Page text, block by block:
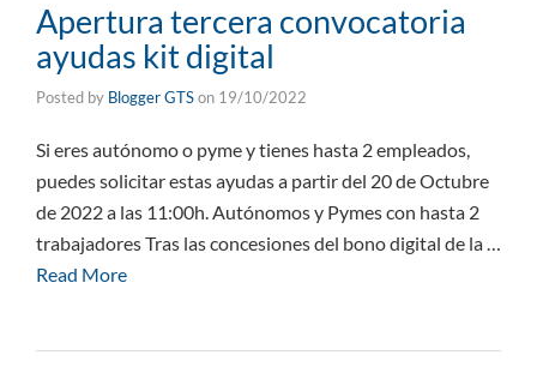
Apertura tercera convocatoria
ayudas kit digital
Posted by Blogger GTSon 19/10/2022
Si eres autónomo o pyme y tienes hasta 2 empleados,
puedes solicitar estas ayudas a partir del 20 de Octubre
de 2022 a las 11:00h. Autónomos y Pymes con hasta 2
trabajadores Tras las concesiones del bono digital de la …
Read More